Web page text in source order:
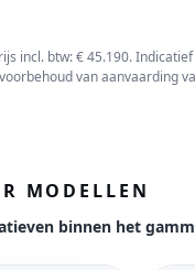
incl. btw: € 45.190.
van aanvaarding
MODELLEN
binnen het